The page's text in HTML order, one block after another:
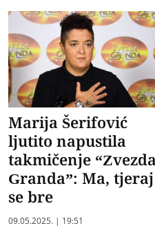
Marija Šerifović
ljutito napustila
takmičenje “Zvezda
Granda”: Ma, tjeraj
se bre
09.05.2025. | 19:51